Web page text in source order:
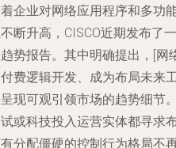
企业对网络应用程序和多功
断升高，CISCO近期发布了
势报告。其中明确提出，[网
费逻辑开发、成为布局未来
现可观引领市场的趋势细节
或科技投入运营实体都寻求
分配僵硬的控制行为格局不